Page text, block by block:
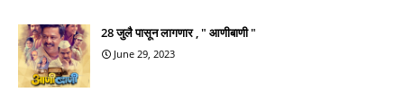
28 जुलै पासून लागणार , " आणीबाणी "
June 29, 2023